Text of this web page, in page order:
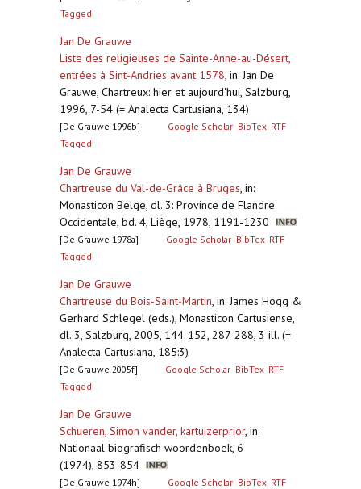
Tagged
Jan De Grauwe
Liste des religieuses de Sainte-Anne-au-Désert,
entrées à Sint-Andries avant 1578, in: Jan De
Grauwe, Chartreux: hier et aujourd'hui, Salzburg,
1996, 7-54 (= Analecta Cartusiana, 134)
[De Grauwe 1996b] Google Scholar BibTex RTF
Tagged
Jan De Grauwe
Chartreuse du Val-de-Grâce à Bruges, in:
Monasticon Belge, dl. 3: Province de Flandre
Occidentale, bd. 4, Liège, 1978, 1191-1230
[De Grauwe 1978a] Google Scholar BibTex RTF
Tagged
Jan De Grauwe
Chartreuse du Bois-Saint-Martin, in: James Hogg &
Gerhard Schlegel (eds.), Monasticon Cartusiense,
dl. 3, Salzburg, 2005, 144-152, 287-288, 3 ill. (=
Analecta Cartusiana, 185:3)
[De Grauwe 2005f] Google Scholar BibTex RTF
Tagged
Jan De Grauwe
Schueren, Simon vander, kartuizerprior, in:
Nationaal biografisch woordenboek, 6
(1974), 853-854
[De Grauwe 1974h] Google Scholar BibTex RTF